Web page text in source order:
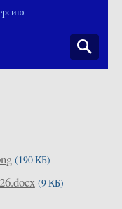
(190 КБ)
(9 КБ)